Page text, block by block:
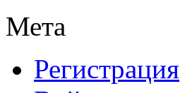
Мета
Регистрация